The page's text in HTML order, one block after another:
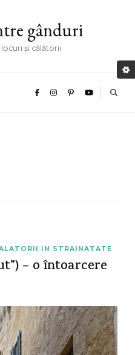
gânduri
și călătorii
IN STRAINATATE
– o întoarcere